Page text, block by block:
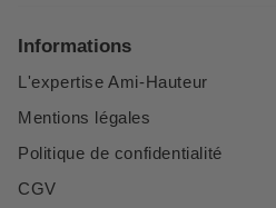
Informations
L'expertise Ami-Hauteur
Mentions légales
Politique de confidentialité
CGV